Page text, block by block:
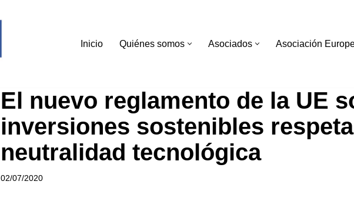
Inicio Quiénes somos Asociados Asociación
El nuevo reglamento de la UE
inversiones sostenibles
neutralidad tecnológica
02/07/2020